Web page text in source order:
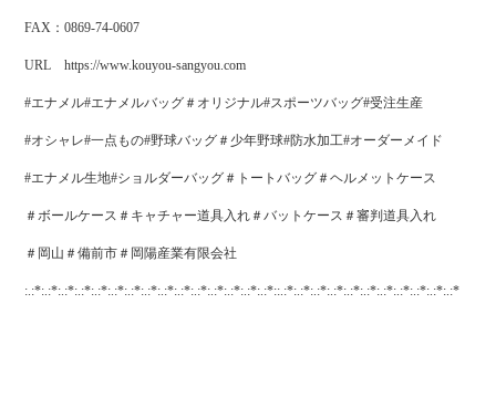
FAX：0869-74-0607
URL https://www.kouyou-sangyou.com
#エナメル#エナメルバッグ＃オリジナル#スポーツバッグ#受注生産
#オシャレ#一点もの#野球バッグ＃少年野球#防水加工#オーダーメイド
#エナメル生地#ショルダーバッグ＃トートバッグ＃ヘルメットケース
＃ボールケース＃キャチャー道具入れ＃バットケース＃審判道具入れ
＃岡山＃備前市＃岡陽産業有限会社
:.:*:.:*:.:*:.:*:.:*:.:*:.:*:.:*:.:*:.:*:.:*:.:*:.:*:.:*:.:*::.:*:.:*:.:*:.:*:.:*:.:*:.:*:.:*:.:*:.:*:.:*